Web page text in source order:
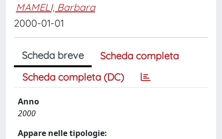
MAMELI, Barbara
2000-01-01
Scheda breve
Scheda completa
Scheda completa (DC)
Anno
2000
Appare nelle tipologie: